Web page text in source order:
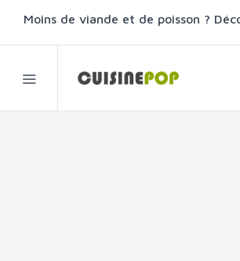
Moins de viande et de poisson ?